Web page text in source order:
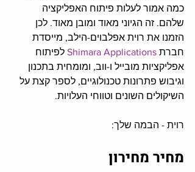
כמה אמור לעלות פיתוח האפליקציה
שלהם. זה הגיוני מאוד ומובן מאוד. לכן
הזמנו את רוית אפלבוים-הילב, מייסדת
חברת Shimara Applications לפיתוח
אפליקציות מובייל ו-ווב, ומומחית בתכנון
וגיבוש פתרונות טכנולוגיים, לספר קצת על
השיקולים השונים וטווחי העלויות.
רוית - הבמה שלך:
מחיר מחירון